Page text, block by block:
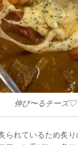
伸び〜るチーズ♡
られているため炙